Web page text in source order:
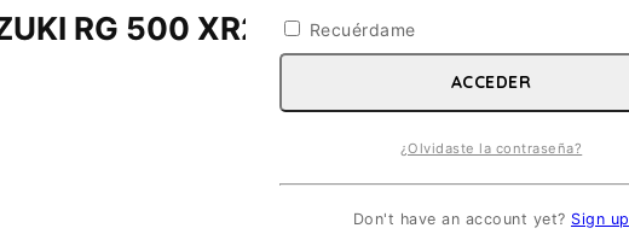
RG 500 XR27. ESC 1/9
Recuérdame
ACCEDER
¿Olvidaste la contraseña?
Don't have an account yet? Sign up